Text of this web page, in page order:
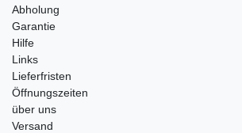
Abholung
Garantie
Hilfe
Links
Lieferfristen
Öffnungszeiten
über uns
Versand